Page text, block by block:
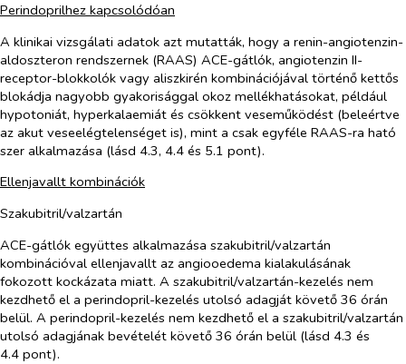
Perindoprilhez kapcsolódóan
A klinikai vizsgálati adatok azt mutatták, hogy a renin-angiotenzin-
aldoszteron rendszernek (RAAS) ACE-gátlók, angiotenzin II-
receptor-blokkolók vagy aliszkirén kombinációjával történő kettős
blokádja nagyobb gyakorisággal okoz mellékhatásokat, például
hypotoniát, hyperkalaemiát és csökkent veseműködést (beleértve
az akut veseelégtelenséget is), mint a csak egyféle RAAS-ra ható
szer alkalmazása (lásd 4.3, 4.4 és 5.1 pont).
Ellenjavallt kombinációk
Szakubitril/valzartán
ACE-gátlók együttes alkalmazása szakubitril/valzartán
kombinációval ellenjavallt az angiooedema kialakulásának
fokozott kockázata miatt. A szakubitril/valzartán-kezelés nem
kezdhető el a perindopril-kezelés utolsó adagját követő 36 órán
belül. A perindopril-kezelés nem kezdhető el a szakubitril/valzartán
utolsó adagjának bevételét követő 36 órán belül (lásd 4.3 és
4.4 pont).